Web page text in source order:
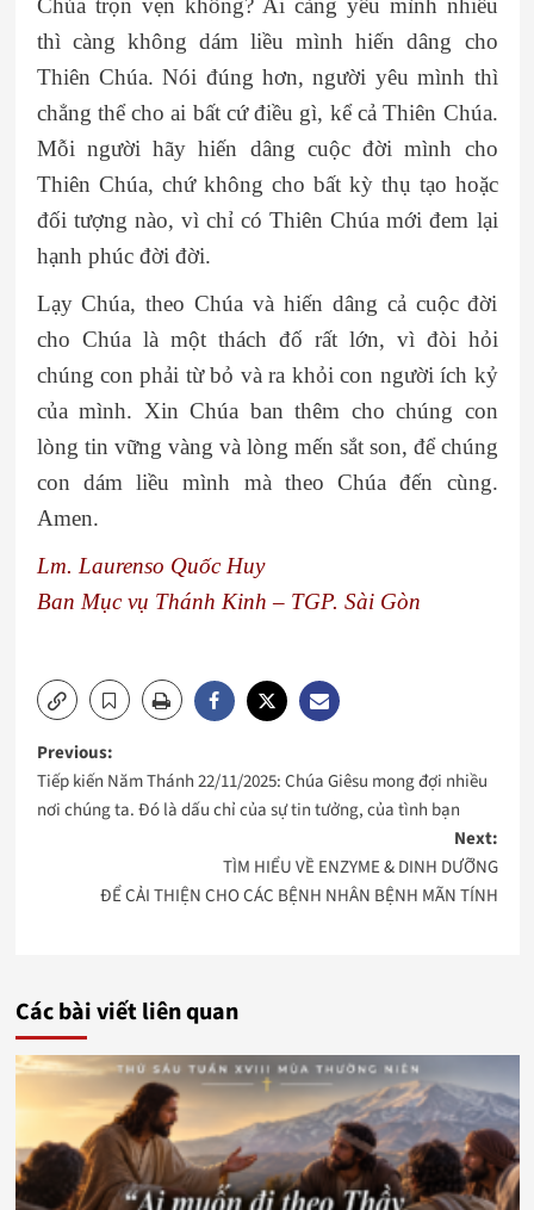
thì càng không dám liều mình hiến dâng cho
Thiên Chúa. Nói đúng hơn, người yêu mình thì
chẳng thể cho ai bất cứ điều gì, kể cả Thiên Chúa.
Mỗi người hãy hiến dâng cuộc đời mình cho
Thiên Chúa, chứ không cho bất kỳ thụ tạo hoặc
đối tượng nào, vì chỉ có Thiên Chúa mới đem lại
hạnh phúc đời đời.
Lạy Chúa, theo Chúa và hiến dâng cả cuộc đời
cho Chúa là một thách đố rất lớn, vì đòi hỏi
chúng con phải từ bỏ và ra khỏi con người ích kỷ
của mình. Xin Chúa ban thêm cho chúng con
lòng tin vững vàng và lòng mến sắt son, để chúng
con dám liều mình mà theo Chúa đến cùng.
Amen.
Lm. Laurenso Quốc Huy
Ban Mục vụ Thánh Kinh – TGP. Sài Gòn
Post
navigation
Previous:
Tiếp kiến Năm Thánh 22/11/2025: Chúa Giêsu mong đợi nhiều
nơi chúng ta. Đó là dấu chỉ của sự tin tưởng, của tình bạn
Next:
TÌM HIỂU VỀ ENZYME & DINH DƯỠNG
ĐỂ CẢI THIỆN CHO CÁC BỆNH NHÂN BỆNH MÃN TÍNH
Các bài viết liên quan